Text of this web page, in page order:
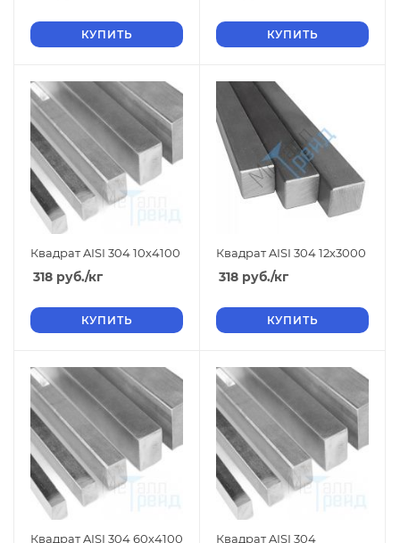
КУПИТЬ КУПИТЬ
Квадрат AISI 304 10х4100
318 руб./кг
КУПИТЬ
Квадрат AISI 304 12х3000
318 руб./кг
КУПИТЬ
Квадрат AISI 304 60х4100
Квадрат AISI 304